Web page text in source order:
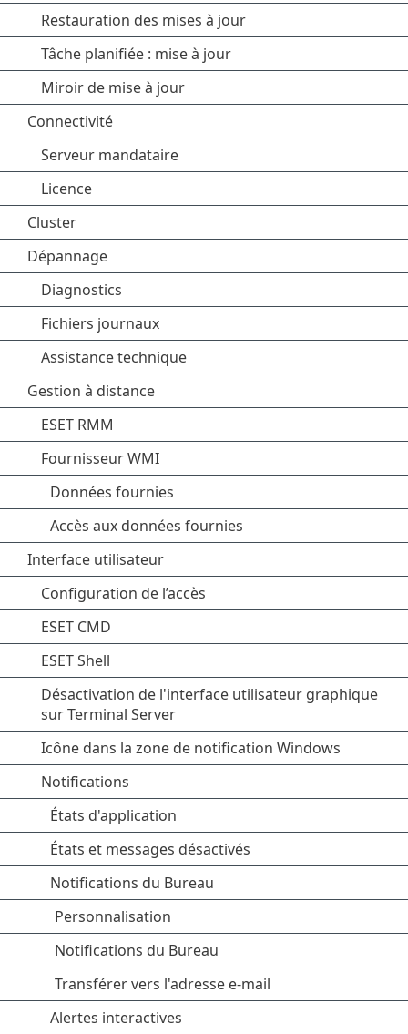
Restauration des mises à jour
Tâche planifiée : mise à jour
Miroir de mise à jour
Connectivité
Serveur mandataire
Licence
Cluster
Dépannage
Diagnostics
Fichiers journaux
Assistance technique
Gestion à distance
ESET RMM
Fournisseur WMI
Données fournies
Accès aux données fournies
Interface utilisateur
Configuration de l’accès
ESET CMD
ESET Shell
Désactivation de l'interface utilisateur graphique
sur Terminal Server
Icône dans la zone de notification Windows
Notifications
États d'application
États et messages désactivés
Notifications du Bureau
Personnalisation
Notifications du Bureau
Transférer vers l'adresse e-mail
Alertes interactives